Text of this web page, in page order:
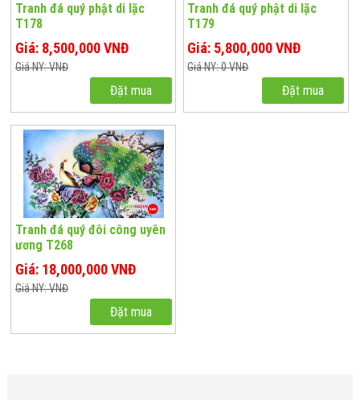
Tranh đá quý phật di lặc
T178
Giá: 8,500,000 VNĐ
Giá NY: VNĐ
Đặt mua
Tranh đá quý phật di lặc
T179
Giá: 5,800,000 VNĐ
Giá NY: 0 VNĐ
Đặt mua
Tranh đá quý đôi công uyên
ương T268
Giá: 18,000,000 VNĐ
Giá NY: VNĐ
Đặt mua